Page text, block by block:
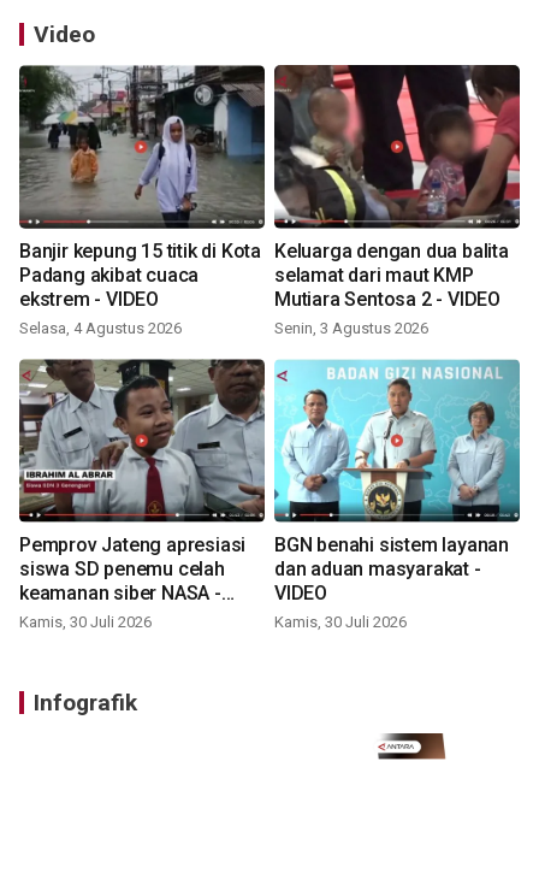
Video
Banjir kepung 15 titik di Kota
Padang akibat cuaca
ekstrem - VIDEO
Selasa, 4 Agustus 2026
Keluarga dengan dua balita
selamat dari maut KMP
Mutiara Sentosa 2 - VIDEO
Senin, 3 Agustus 2026
Pemprov Jateng apresiasi
siswa SD penemu celah
keamanan siber NASA -
VIDEO
Kamis, 30 Juli 2026
BGN benahi sistem layanan
dan aduan masyarakat -
VIDEO
Kamis, 30 Juli 2026
Infografik